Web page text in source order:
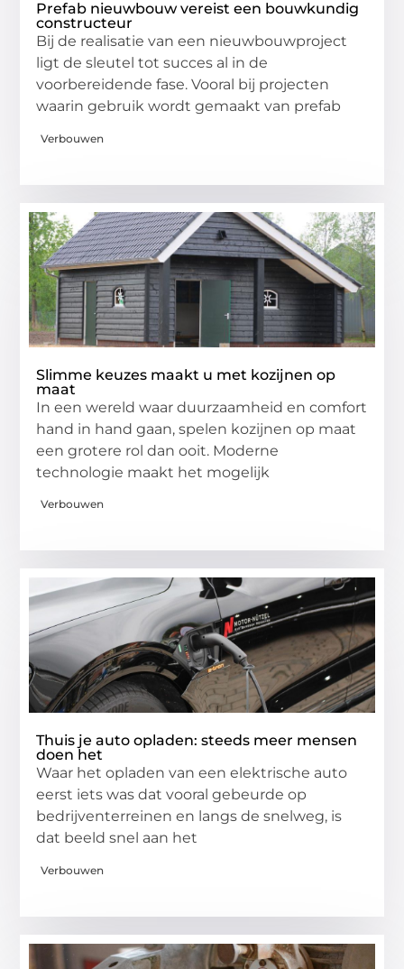
Prefab nieuwbouw vereist een bouwkundig
constructeur
Bij de realisatie van een nieuwbouwproject
ligt de sleutel tot succes al in de
voorbereidende fase. Vooral bij projecten
waarin gebruik wordt gemaakt van prefab
Verbouwen
Slimme keuzes maakt u met kozijnen op
maat
In een wereld waar duurzaamheid en comfort
hand in hand gaan, spelen kozijnen op maat
een grotere rol dan ooit. Moderne
technologie maakt het mogelijk
Verbouwen
Thuis je auto opladen: steeds meer mensen
doen het
Waar het opladen van een elektrische auto
eerst iets was dat vooral gebeurde op
bedrijventerreinen en langs de snelweg, is
dat beeld snel aan het
Verbouwen